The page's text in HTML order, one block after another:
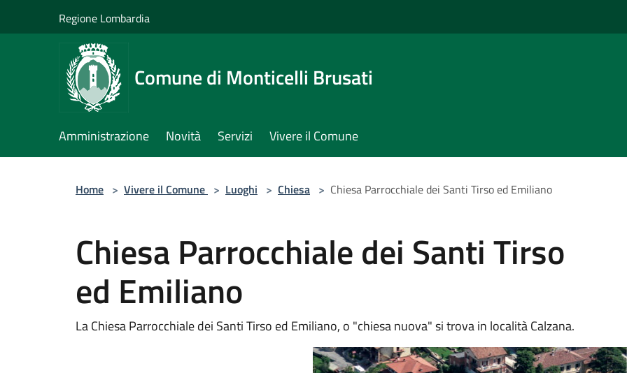
Regione Lombardia
Comune di Monticelli Brusati
Amministrazione Novità Servizi Vivere il Comune
Home > Vivere il Comune > Luoghi > Chiesa > Chiesa Parrocchiale dei Santi Tirso ed Emiliano
Chiesa Parrocchiale dei Santi Tirso
ed Emiliano
La Chiesa Parrocchiale dei Santi Tirso ed Emiliano, o "chiesa nuova" si trova in località Calzana.